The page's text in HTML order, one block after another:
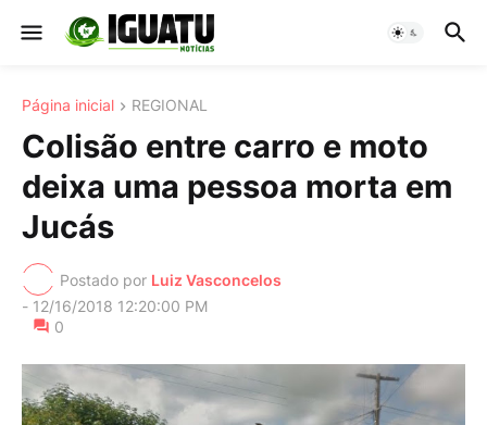
Página inicial REGIONAL
Colisão entre carro e moto
deixa uma pessoa morta em
Jucás
Postado por Luiz Vasconcelos
- 12/16/2018 12:20:00 PM
0